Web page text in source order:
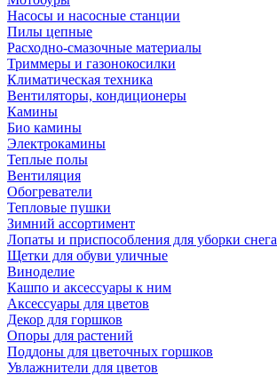
Насосы и насосные станции
Пилы цепные
Расходно-смазочные материалы
Триммеры и газонокосилки
Климатическая техника
Вентиляторы, кондиционеры
Камины
Био камины
Электрокамины
Теплые полы
Вентиляция
Обогреватели
Тепловые пушки
Зимний ассортимент
Лопаты и приспособления для уборки снега
Щетки для обуви уличные
Виноделие
Кашпо и аксессуары к ним
Аксессуары для цветов
Декор для горшков
Опоры для растений
Поддоны для цветочных горшков
Увлажнители для цветов